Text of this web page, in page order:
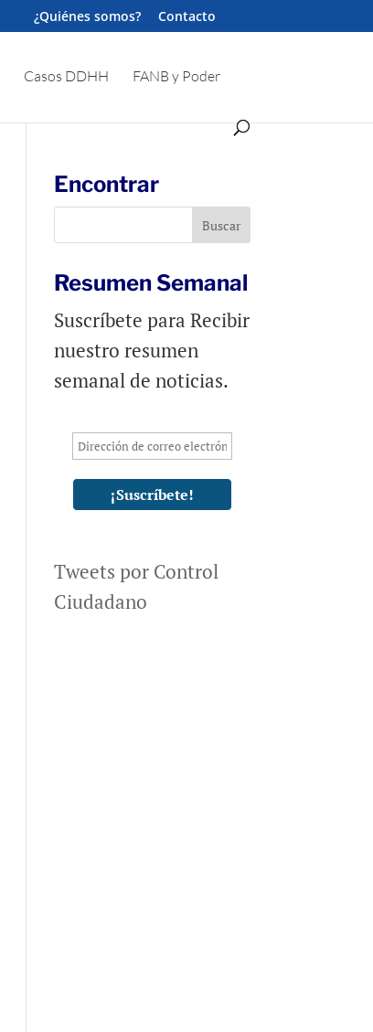
¿Quiénes somos? Contacto
Casos DDHH FANB y Poder
Encontrar
Resumen Semanal
Suscríbete para Recibir
nuestro resumen
semanal de noticias.
Tweets por Control
Ciudadano